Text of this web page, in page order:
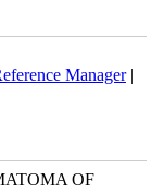
Reference Manager
OF